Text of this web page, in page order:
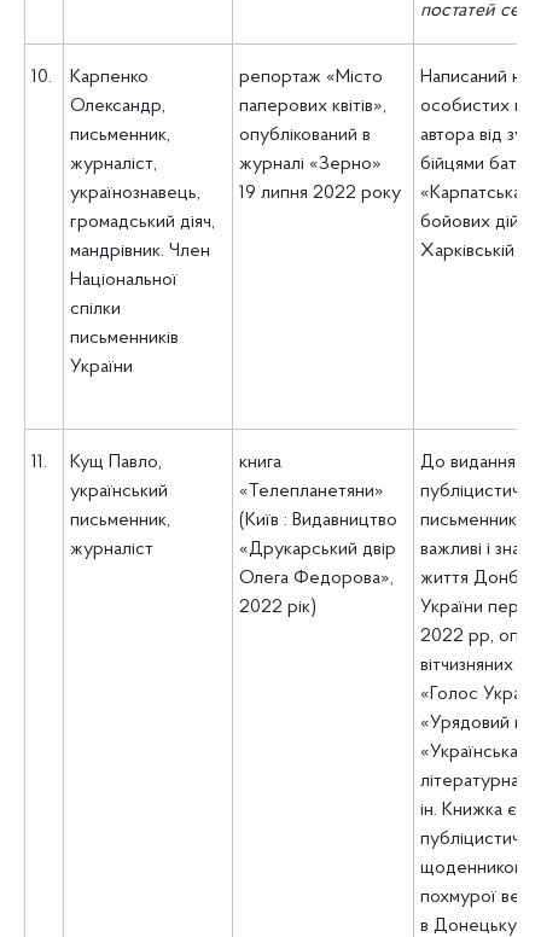
постатей села
10.
Карпенко
Олександр,
письменник,
журналіст,
українознавець,
громадський діяч,
мандрівник. Член
Національної
спілки
письменників
України
репортаж «Місто
паперових квітів»,
опублікований в
журналі «Зерно»
19 липня 2022 року
Написаний на
особистих
автора від
бійцями
«Карпатська
бойових дій у
Харківській
11.
Кущ Павло,
український
письменник,
журналіст
книга
«Телепланетяни»
(Київ : Видавництво
«Друкарський двір
Олега Федорова»,
2022 рік)
До видання
письменника
важливі і
життя
України
2022 рр,
вітчизняних
«Голос
«Урядовий
«Українська
літературна
ін. Книжка є
щоденником,
похмурої
в Донецьку